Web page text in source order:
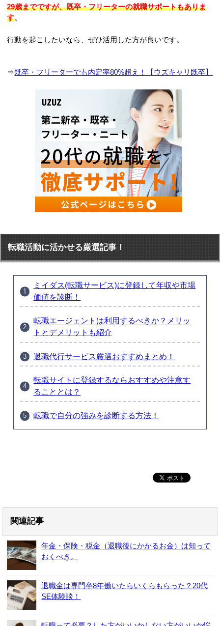
29歳までですが、既卒・フリーターの就職サポートもありま
す。
行動を起こしたいなら、ぜひ活用した方が良いです。
⇒既卒・フリーターでも内定率80%超え！【ウズキャリ既卒】
転職活動に活かせる厳選記事！
ミイダス(転職サービス)に登録して年収や市場
価値を診断！
転職エージェントは利用するべきか？メリッ
トとデメリットも紹介
退職代行サービス厳選おすすめまとめ！
転職サイトに登録するならおすすめや注意す
ることとは？
転職で自分の強みを診断する方法！
関連記事
年金・保険・税金（退職後にかかるお金）は知って
おくべき。
退職金は専門卒8年働いたらいくらもらった？20代
SE体験談！